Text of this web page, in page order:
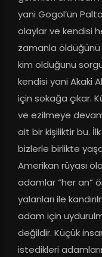
yani Gogol’ün
olaylar ve kendisi
zamanla öldüğünü
kim olduğunu
kendisi yani Akaki
için sokağa çıkar.
ve ezilmeye
ait bir kişiliktir bu.
bizlerle birlikte
Amerikan rüyası
adamlar “her an”
yalanları ile
adam için
değildir. Küçük
istedikleri